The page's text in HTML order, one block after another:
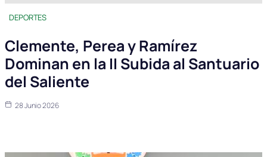
DEPORTES
Clemente, Perea y Ramírez
Dominan en la II Subida al Santuario
del Saliente
28 Junio 2026